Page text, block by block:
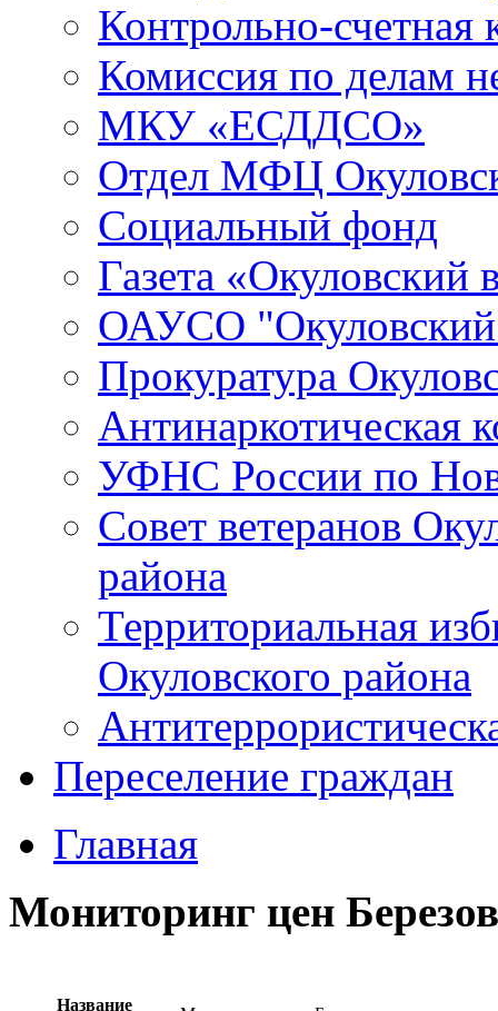
Контрольно-счетная
Комиссия по делам
МКУ «ЕСДДСО»
Отдел МФЦ
Социальный фонд
Газета «Окуловский
ОАУСО
Прокуратура
Антинаркотическая
УФНС России по
Совет ветеранов
района
Территориальная
Окуловского района
Переселение граждан
Главная
Мониторинг цен
Название